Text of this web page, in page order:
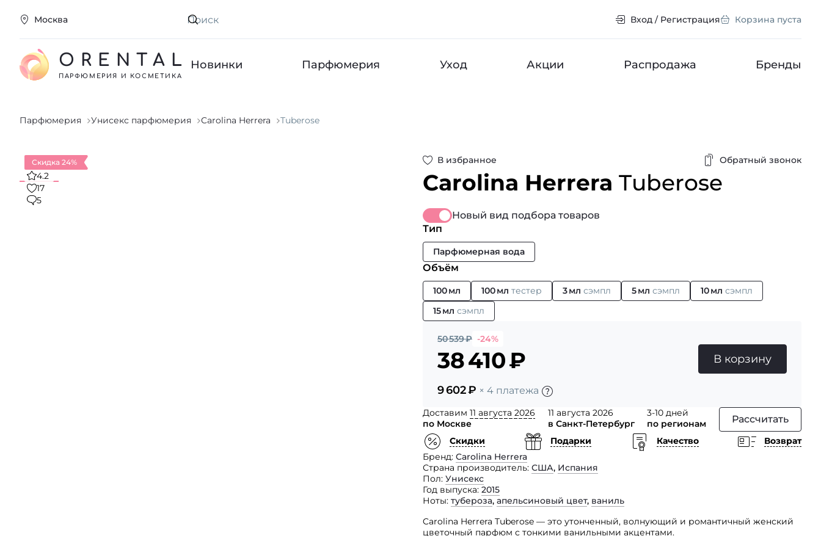
Москва Искать Вход / Регистрация Корзина пуста
ORENTAL
ПАРФЮМЕРИЯ И КОСМЕТИКА
Новинки Парфюмерия Уход Акции Распродажа Бренды
Парфюмерия Унисекс парфюмерия Carolina Herrera Tuberose
В избранное Обратный звонок
Carolina Herrera Tuberose
Скидка 24%
4.2
17
5
Новый вид подбора товаров
Тип
Парфюмерная вода
Объём
100 мл 100 мл тестер 3 мл сэмпл 5 мл сэмпл 10 мл сэмпл
15 мл сэмпл
50 539₽ -24%
38 410₽
9 602₽ × 4 платежа
В корзину
Доставим 11 августа 2026
по Москве
11 августа 2026
в Санкт-Петербург
3-10 дней
по регионам
Рассчитать
Скидки Подарки Качество
Возврат
Бренд Carolina Herrera
Страна производитель США, Испания
Пол Унисекс
Год выпуска 2015
Ноты тубероза, апельсиновый цвет, ваниль
Carolina Herrera Tuberose — это утонченный, волнующий и романтичный женский
цветочный парфюм с тонкими ванильными акцентами.